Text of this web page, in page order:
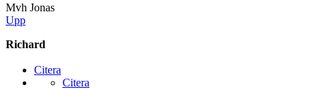
Mvh Jonas
Upp
Richard
Citera
Citera